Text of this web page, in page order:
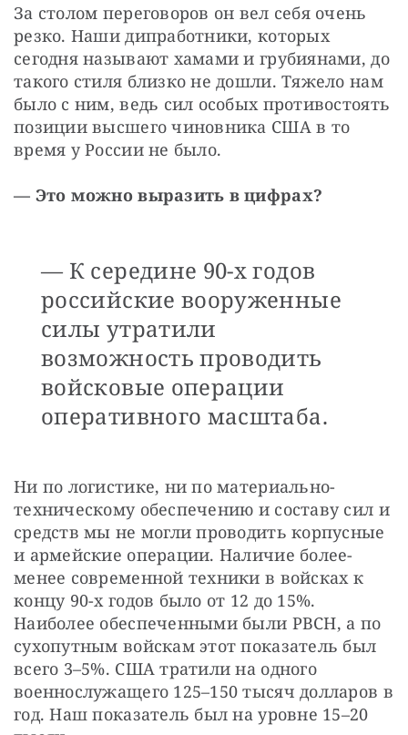
За столом переговоров он вел себя очень
резко. Наши дипработники, которых
сегодня называют хамами и грубиянами, до
такого стиля близко не дошли. Тяжело нам
было с ним, ведь сил особых противостоять
позиции высшего чиновника США в то
время у России не было.
— Это можно выразить в цифрах?
— К середине 90-х годов
российские вооруженные
силы утратили
возможность проводить
войсковые операции
оперативного масштаба.
Ни по логистике, ни по материально-
техническому обеспечению и составу сил и
средств мы не могли проводить корпусные
и армейские операции. Наличие более-
менее современной техники в войсках к
концу 90-х годов было от 12 до 15%.
Наиболее обеспеченными были РВСН, а по
сухопутным войскам этот показатель был
всего 3–5%. США тратили на одного
военнослужащего 125–150 тысяч долларов в
год. Наш показатель был на уровне 15–20